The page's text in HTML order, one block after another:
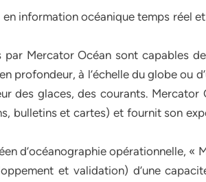
information océanique temps réel
Mercator Océan sont capables
profondeur, à l’échelle du globe ou
des glaces, des courants. Mercator
bulletins et cartes) et fournit son
d’océanographie opérationnelle, «
et validation) d’une